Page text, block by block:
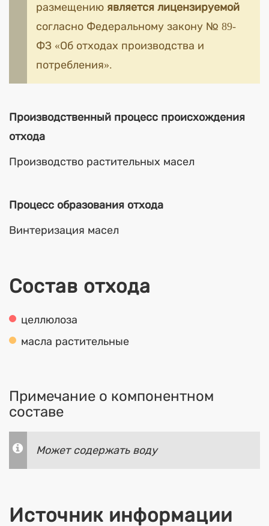
размещению является лицензируемой
согласно Федеральному закону № 89-
ФЗ «Об отходах производства и
потребления».
Производственный процесс происхождения
отхода
Производство растительных масел
Процесс образования отхода
Винтеризация масел
Состав отхода
целлюлоза
масла растительные
Примечание о компонентном
составе
Может содержать воду
Источник информации